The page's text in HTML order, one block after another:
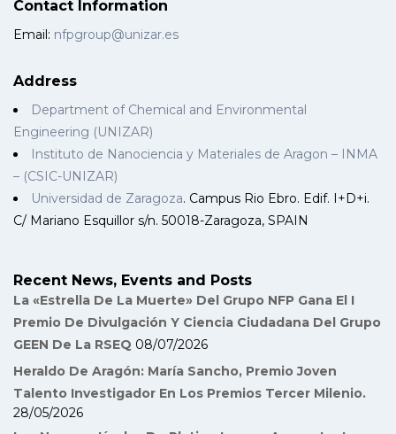
Contact Information
Email: nfpgroup@unizar.es
Address
Department of Chemical and Environmental
Engineering (UNIZAR)
Instituto de Nanociencia y Materiales de Aragon – INMA
– (CSIC-UNIZAR)
Universidad de Zaragoza. Campus Rio Ebro. Edif. I+D+i.
C/ Mariano Esquillor s/n. 50018-Zaragoza, SPAIN
Recent News, Events and Posts
La «Estrella De La Muerte» Del Grupo NFP Gana El I
Premio De Divulgación Y Ciencia Ciudadana Del Grupo
GEEN De La RSEQ 08/07/2026
Heraldo De Aragón: María Sancho, Premio Joven
Talento Investigador En Los Premios Tercer Milenio.
28/05/2026